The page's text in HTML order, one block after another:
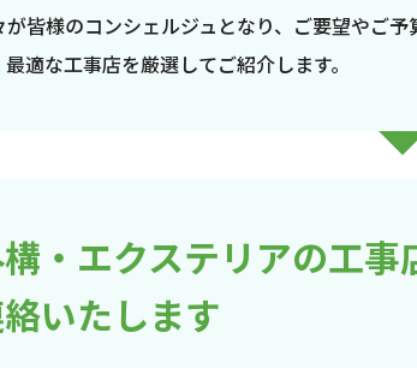
が皆様のコンシェルジュとなり、ご要望やご
最適な工事店を厳選してご紹介します。
・エクステリアの工事
いたします